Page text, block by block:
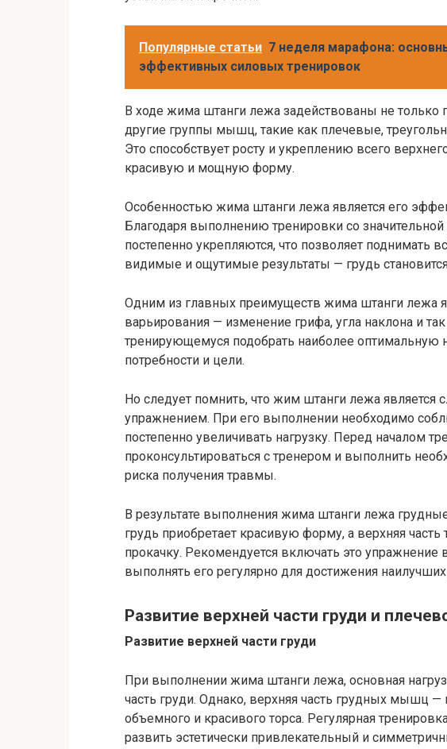
Популярные статьи 7 неделя марафона:
эффективных силовых тренировок
В ходе жима штанги лежа задействованы не
другие группы мышц, такие как плечевые,
Это способствует росту и укреплению всего
красивую и мощную форму.
Особенностью жима штанги лежа является его
Благодаря выполнению тренировки со
постепенно укрепляются, что позволяет поднимать
видимые и ощутимые результаты — грудь
Одним из главных преимуществ жима штанги лежа
варьирования — изменение грифа, угла наклона и
тренирующемуся подобрать наиболее оптимальную
потребности и цели.
Но следует помнить, что жим штанги лежа
упражнением. При его выполнении необходимо
постепенно увеличивать нагрузку. Перед началом
проконсультироваться с тренером и выполнить
риска получения травмы.
В результате выполнения жима штанги лежа
грудь приобретает красивую форму, а верхняя часть
прокачку. Рекомендуется включать это
выполнять его регулярно для достижения наилучших
Развитие верхней части груди и
Развитие верхней части груди
При выполнении жима штанги лежа, основная
часть груди. Однако, верхняя часть грудных мышц
объемного и красивого торса. Регулярная
развить эстетически привлекательный и